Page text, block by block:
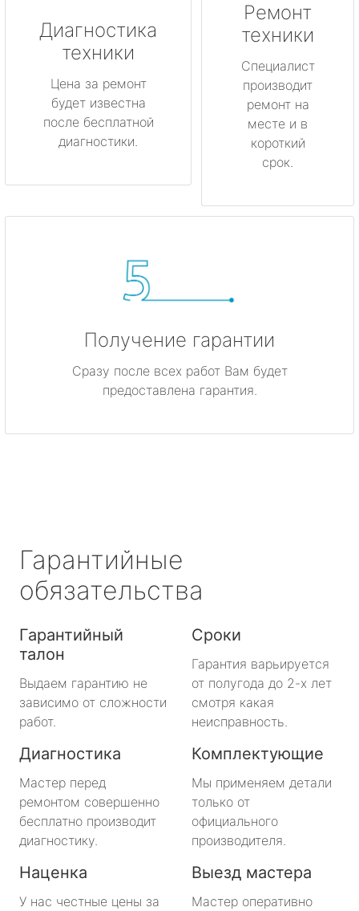
Диагностика
техники
Цена за ремонт
будет известна
после бесплатной
диагностики.
Ремонт
техники
Специалист
производит
ремонт на
месте и в
короткий
срок.
Получение гарантии
Сразу после всех работ Вам будет
предоставлена гарантия.
Гарантийные
обязательства
Гарантийный
талон
Выдаем гарантию не
зависимо от сложности
работ.
Сроки
Гарантия варьируется
от полугода до 2-х лет
смотря какая
неисправность.
Диагностика
Мастер перед
ремонтом совершенно
бесплатно производит
диагностику.
Комплектующие
Мы применяем детали
только от
официального
производителя.
Наценка
У нас честные цены за
Выезд мастера
Мастер оперативно